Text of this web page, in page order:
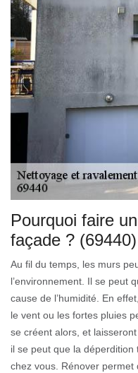
Pourquoi faire
façade ? (69440)
Au fil du temps, les murs
l’environnement. Il se peut
cause de l’humidité. En
le vent ou les fortes pluies
se créent alors, et laisseront
il se peut que la déperdition
chez vous. Rénover